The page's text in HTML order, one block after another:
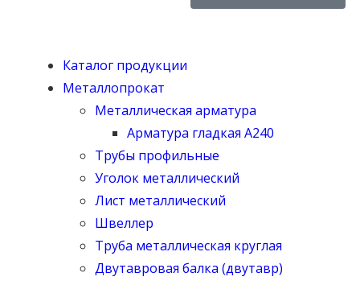
Каталог продукции
Металлопрокат
Металлическая арматура
Арматура гладкая А240
Трубы профильные
Уголок металлический
Лист металлический
Швеллер
Труба металлическая круглая
Двутавровая балка (двутавр)